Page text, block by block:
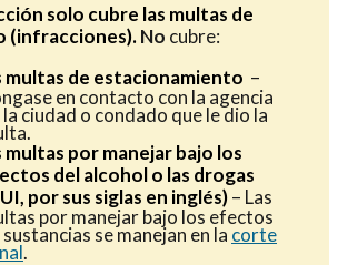
solo cubre las multas de
(infracciones).No cubre:
multas de estacionamiento –
en contacto con la agencia
la ciudad o condado que le dio la
multas por manejar bajo los
del alcohol o las drogas
por sus siglas en inglés)– Las
por manejar bajo los efectos
sustancias se manejan en la corte
.